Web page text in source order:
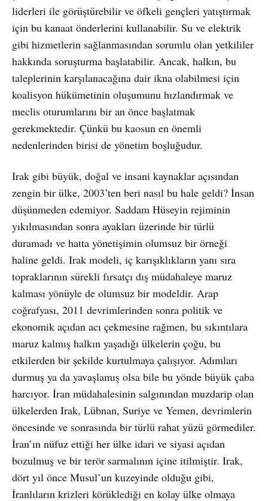
liderleri ile görüştürebilir ve öfkeli gençleri yatıştırmak
için bu kanaat önderlerini kullanabilir. Su ve elektrik
gibi hizmetlerin sağlanmasından sorumlu olan yetkililer
hakkında soruşturma başlatabilir. Ancak, halkın, bu
taleplerinin karşılanacağına dair ikna olabilmesi için
koalisyon hükümetinin oluşumunu hızlandırmak ve
meclis oturumlarını bir an önce başlatmak
gerekmektedir. Çünkü bu kaosun en önemli
nedenlerinden birisi de yönetim boşluğudur.
Irak gibi büyük, doğal ve insani kaynaklar açısından
zengin bir ülke, 2003’ten beri nasıl bu hale geldi? İnsan
düşünmeden edemiyor. Saddam Hüseyin rejiminin
yıkılmasından sonra ayakları üzerinde bir türlü
duramadı ve hatta yönetişimin olumsuz bir örneği
haline geldi. Irak modeli, iç karışıklıkların yanı sıra
topraklarının sürekli fırsatçı dış müdahaleye maruz
kalması yönüyle de olumsuz bir modeldir. Arap
coğrafyası, 2011 devrimlerinden sonra politik ve
ekonomik açıdan acı çekmesine rağmen, bu sıkıntılara
maruz kalmış halkın yaşadığı ülkelerin çoğu, bu
etkilerden bir şekilde kurtulmaya çalışıyor. Adımları
durmuş ya da yavaşlamış olsa bile bu yönde büyük çaba
harcıyor. İran müdahalesinin salgınından muzdarip olan
ülkelerden Irak, Lübnan, Suriye ve Yemen, devrimlerin
öncesinde ve sonrasında bir türlü rahat yüzü görmediler.
İran’ın nüfuz ettiği her ülke idari ve siyasi açıdan
bozulmuş ve bir terör sarmalının içine itilmiştir. Irak,
dört yıl önce Musul’un kuzeyinde olduğu gibi,
İranlıların krizleri körüklediği en kolay ülke olmaya